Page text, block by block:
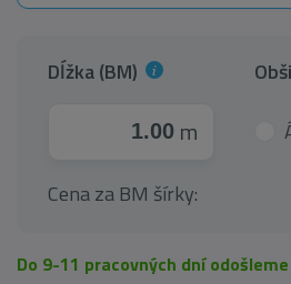
Dĺžka (BM)
m
Cena za BM šírky:
Do 9-11 pracovných dní odošleme